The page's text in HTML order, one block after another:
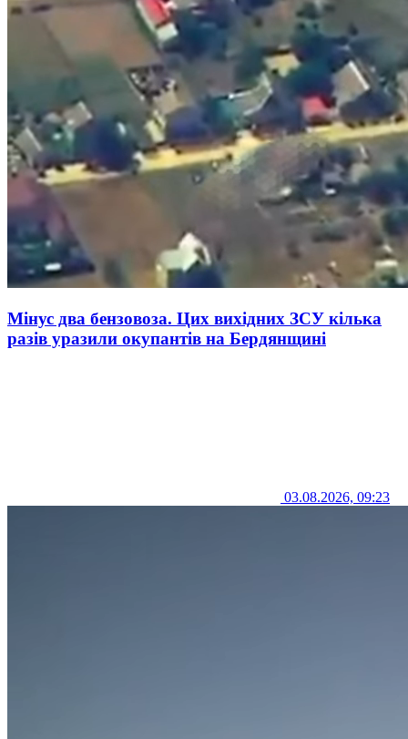
Мінус два бензовоза. Цих вихідних ЗСУ кілька
разів уразили окупантів на Бердянщині
03.08.2026, 09:23